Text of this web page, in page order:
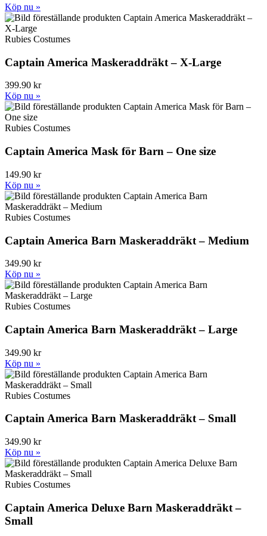
Köp nu »
Rubies Costumes
Captain America Maskeraddräkt – X-Large
399.90 kr
Köp nu »
Rubies Costumes
Captain America Mask för Barn – One size
149.90 kr
Köp nu »
Rubies Costumes
Captain America Barn Maskeraddräkt – Medium
349.90 kr
Köp nu »
Rubies Costumes
Captain America Barn Maskeraddräkt – Large
349.90 kr
Köp nu »
Rubies Costumes
Captain America Barn Maskeraddräkt – Small
349.90 kr
Köp nu »
Rubies Costumes
Captain America Deluxe Barn Maskeraddräkt –
Small